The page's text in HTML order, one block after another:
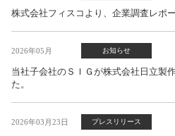
株式会社フィスコより、企業調査レポ
2026年05月 お知らせ
当社子会社のＳＩＧが株式会社日立製
た。
2026年03月23日 プレスリリース